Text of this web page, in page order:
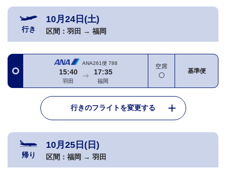
行き
10月24日(土)
区間： 羽田 → 福岡
ANA261便 788
15:40
羽田
17:35
福岡
空席
基準便
行きのフライトを変更する
帰り
10月25日(日)
区間： 福岡 → 羽田